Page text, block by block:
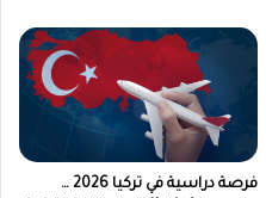
فرصة دراسية في تركيا 2026 …